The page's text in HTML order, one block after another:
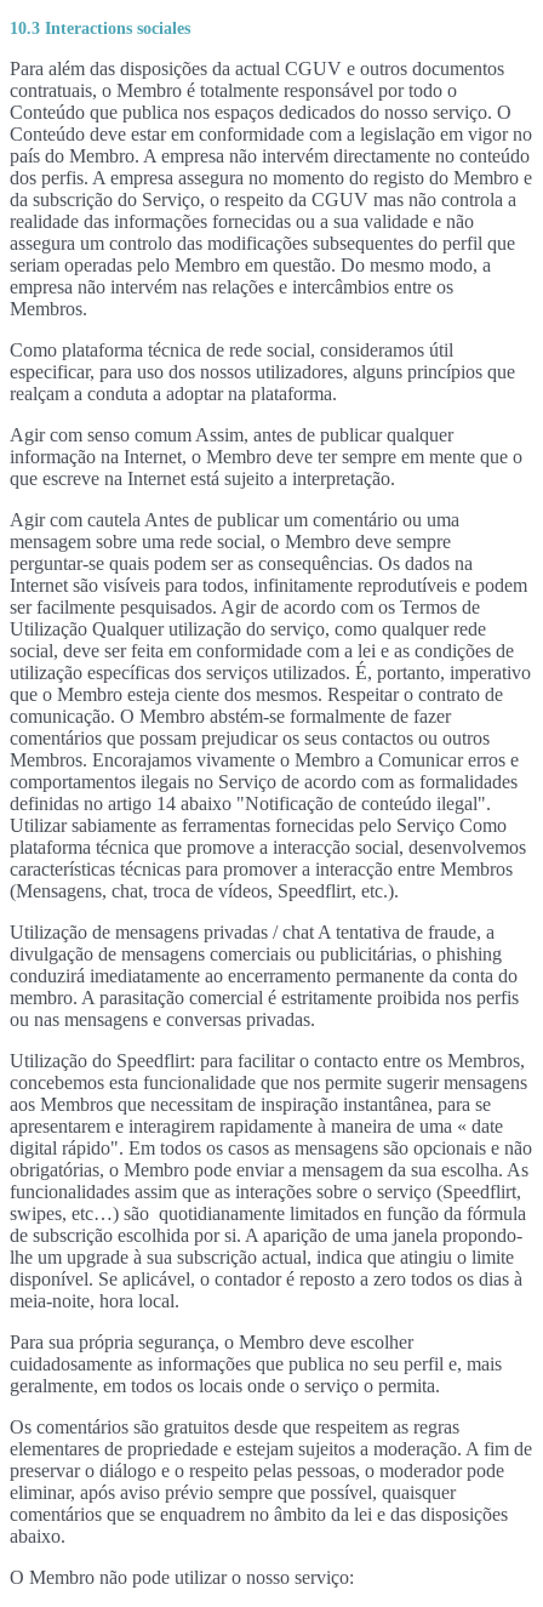
10.3 Interactions sociales
Para além das disposições da actual CGUV e outros documentos
contratuais, o Membro é totalmente responsável por todo o
Conteúdo que publica nos espaços dedicados do nosso serviço. O
Conteúdo deve estar em conformidade com a legislação em vigor no
país do Membro. A empresa não intervém directamente no conteúdo
dos perfis. A empresa assegura no momento do registo do Membro e
da subscrição do Serviço, o respeito da CGUV mas não controla a
realidade das informações fornecidas ou a sua validade e não
assegura um controlo das modificações subsequentes do perfil que
seriam operadas pelo Membro em questão. Do mesmo modo, a
empresa não intervém nas relações e intercâmbios entre os
Membros.
Como plataforma técnica de rede social, consideramos útil
especificar, para uso dos nossos utilizadores, alguns princípios que
realçam a conduta a adoptar na plataforma.
Agir com senso comum Assim, antes de publicar qualquer
informação na Internet, o Membro deve ter sempre em mente que o
que escreve na Internet está sujeito a interpretação.
Agir com cautela Antes de publicar um comentário ou uma
mensagem sobre uma rede social, o Membro deve sempre
perguntar-se quais podem ser as consequências. Os dados na
Internet são visíveis para todos, infinitamente reprodutíveis e podem
ser facilmente pesquisados. Agir de acordo com os Termos de
Utilização Qualquer utilização do serviço, como qualquer rede
social, deve ser feita em conformidade com a lei e as condições de
utilização específicas dos serviços utilizados. É, portanto, imperativo
que o Membro esteja ciente dos mesmos. Respeitar o contrato de
comunicação. O Membro abstém-se formalmente de fazer
comentários que possam prejudicar os seus contactos ou outros
Membros. Encorajamos vivamente o Membro a Comunicar erros e
comportamentos ilegais no Serviço de acordo com as formalidades
definidas no artigo 14 abaixo "Notificação de conteúdo ilegal".
Utilizar sabiamente as ferramentas fornecidas pelo Serviço Como
plataforma técnica que promove a interacção social, desenvolvemos
características técnicas para promover a interacção entre Membros
(Mensagens, chat, troca de vídeos, Speedflirt, etc.).
Utilização de mensagens privadas / chat A tentativa de fraude, a
divulgação de mensagens comerciais ou publicitárias, o phishing
conduzirá imediatamente ao encerramento permanente da conta do
membro. A parasitação comercial é estritamente proibida nos perfis
ou nas mensagens e conversas privadas.
Utilização do Speedflirt: para facilitar o contacto entre os Membros,
concebemos esta funcionalidade que nos permite sugerir mensagens
aos Membros que necessitam de inspiração instantânea, para se
apresentarem e interagirem rapidamente à maneira de uma « date
digital rápido". Em todos os casos as mensagens são opcionais e não
obrigatórias, o Membro pode enviar a mensagem da sua escolha. As
funcionalidades assim que as interações sobre o serviço (Speedflirt,
swipes, etc…) são quotidianamente limitados en função da fórmula
de subscrição escolhida por si. A aparição de uma janela propondo-
lhe um upgrade à sua subscrição actual, indica que atingiu o limite
disponível. Se aplicável, o contador é reposto a zero todos os dias à
meia-noite, hora local.
Para sua própria segurança, o Membro deve escolher
cuidadosamente as informações que publica no seu perfil e, mais
geralmente, em todos os locais onde o serviço o permita.
Os comentários são gratuitos desde que respeitem as regras
elementares de propriedade e estejam sujeitos a moderação. A fim de
preservar o diálogo e o respeito pelas pessoas, o moderador pode
eliminar, após aviso prévio sempre que possível, quaisquer
comentários que se enquadrem no âmbito da lei e das disposições
abaixo.
O Membro não pode utilizar o nosso serviço: